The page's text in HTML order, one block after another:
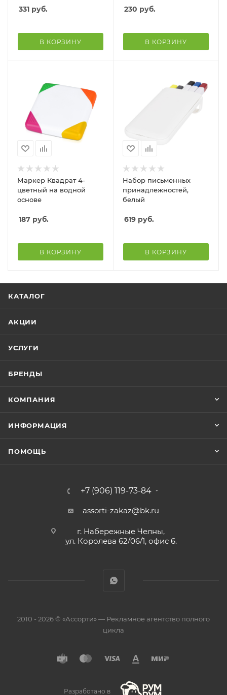
LIQEO, белый с
331 руб.
В КОРЗИНУ
230 руб.
В КОРЗИНУ
Маркер Квадрат 4-
цветный на водной
основе
187 руб.
В КОРЗИНУ
Набор письменных
принадлежностей,
белый
619 руб.
В КОРЗИНУ
КАТАЛОГ
АКЦИИ
УСЛУГИ
БРЕНДЫ
КОМПАНИЯ
ИНФОРМАЦИЯ
ПОМОЩЬ
+7 (906) 119-73-84
assorti-zakaz@bk.ru
г. Набережные Челны,
ул. Королева 62/06/1, офис 6.
2010 - 2026 © «Ассорти» — Рекламное агентство полного
цикла
Разработано в